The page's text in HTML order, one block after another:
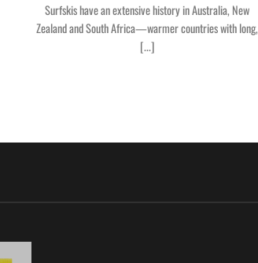
Surfskis have an extensive history in Australia, New
Zealand and South Africa—warmer countries with long,
[...]